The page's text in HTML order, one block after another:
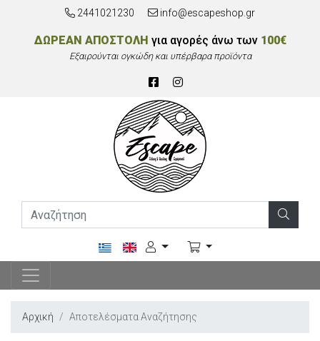
2441021230 info@escapeshop.gr
ΔΩΡΕΑΝ ΑΠΟΣΤΟΛΗ για αγορές άνω των 100€
Εξαιρούνται ογκώδη και υπέρβαρα προϊόντα
Αρχική Αποτελέσματα Αναζήτησης